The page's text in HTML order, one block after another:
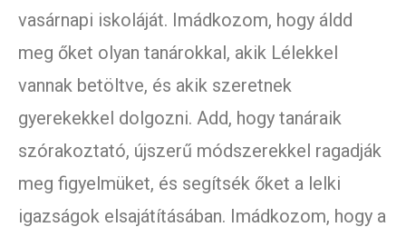
vasárnapi iskoláját. Imádkozom, hogy áldd
meg őket olyan tanárokkal, akik Lélekkel
vannak betöltve, és akik szeretnek
gyerekekkel dolgozni. Add, hogy tanáraik
szórakoztató, újszerű módszerekkel ragadják
meg figyelmüket, és segítsék őket a lelki
igazságok elsajátításában. Imádkozom, hogy a